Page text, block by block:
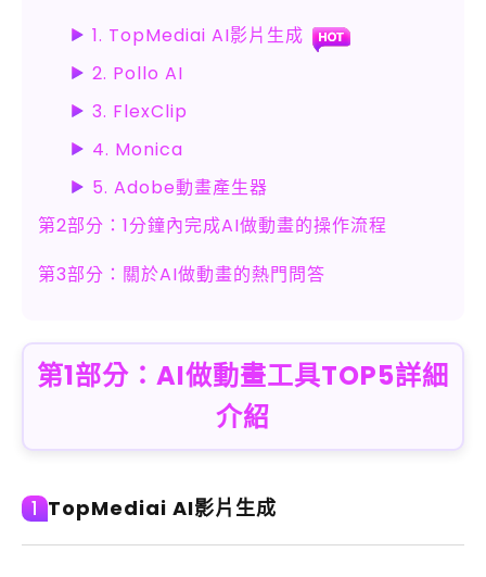
1. TopMediai AI影片生成
2. Pollo AI
3. FlexClip
4. Monica
5. Adobe動畫產生器
第2部分：1分鐘內完成AI做動畫的操作流程
第3部分：關於AI做動畫的熱門問答
第1部分：AI做動畫工具TOP5詳細
介紹
1 TopMediai AI影片生成